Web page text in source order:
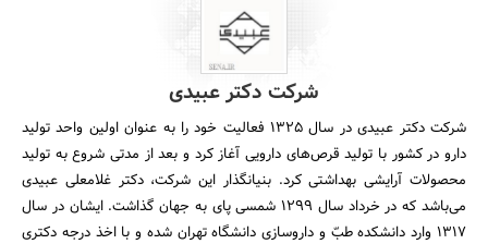
شرکت دکتر عبیدی
شرکت دکتر عبیدی در سال 1325 فعالیت خود را به عنوان اولین واحد تولید
دارو در کشور با تولید قرص‌های دارویی آغاز کرد و بعد از مدتی شروع به تولید
محصولات آرایشی بهداشتی کرد. بنیانگذار این شرکت، دکتر غلامعلی عبیدی
می‌باشد که در خرداد سال 1299 شمسی‌ پای به جهان گذاشت. ایشان در سال
1317 وارد دانشکده طبّ و داروسازی دانشگاه تهران شده و با اخذ درجه دکتری